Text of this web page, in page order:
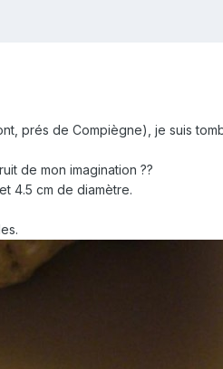
prés de Compiègne), je suis
de mon imagination ??
4.5 cm de diamètre.